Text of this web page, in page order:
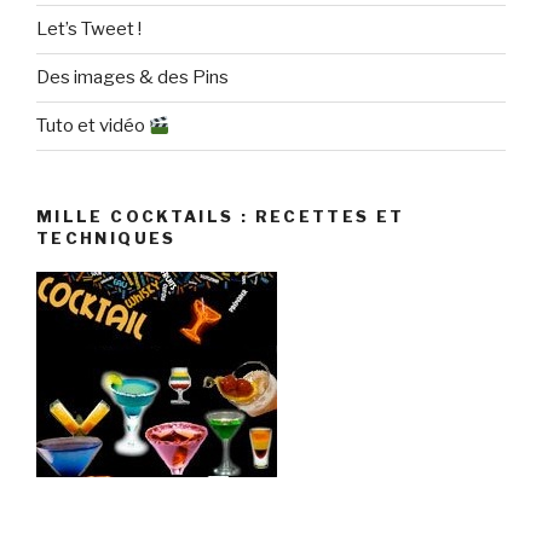
Let’s Tweet !
Des images & des Pins
Tuto et vidéo
MILLE COCKTAILS : RECETTES ET
TECHNIQUES